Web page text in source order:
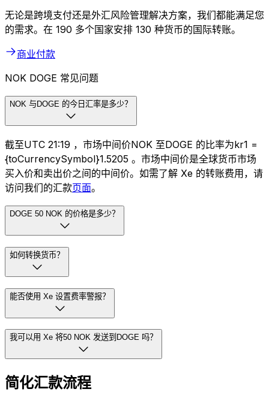
无论是跨境支付还是外汇风险管理解决方案，我们都能满足您
的需求。在 190 多个国家安排 130 种货币的国际转账。
商业付款
NOK DOGE 常见问题
NOK 与DOGE 的今日汇率是多少？
截至UTC 21:19 ，市场中间价NOK 至DOGE 的比率为kr1 =
{toCurrencySymbol}1.5205 。市场中间价是全球货币市场
买入价和卖出价之间的中间价。如需了解 Xe 的转账费用，请
访问我们的汇款页面。
DOGE 50 NOK 的价格是多少？
如何转换货币？
能否使用 Xe 设置费率警报？
我可以用 Xe 将50 NOK 发送到DOGE 吗？
简化汇款流程